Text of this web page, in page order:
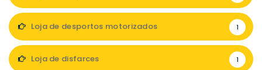
Loja de desportos motorizados 1
Loja de disfarces 1